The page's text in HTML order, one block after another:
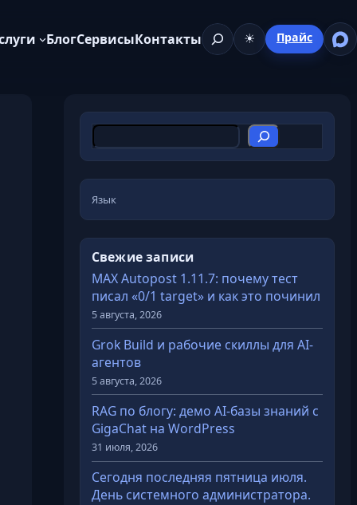
БлогСервисыКонтактыПоиск ☀ Прайс
П
о
и
с
к
Язык
Свежие записи
MAX Autopost 1.11.7: почему тест
писал «0/1 target» и как это починил
5 августа, 2026
Grok Build и рабочие скиллы для AI-
агентов
5 августа, 2026
RAG по блогу: демо AI-базы знаний с
GigaChat на WordPress
31 июля, 2026
Сегодня последняя пятница июля.
День системного администратора.